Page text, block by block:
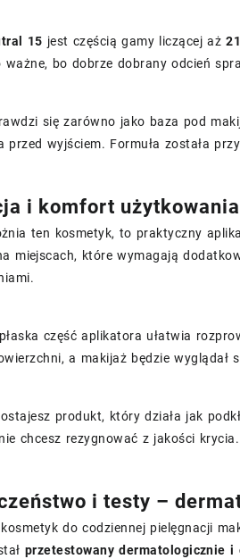
15 jest częścią gamy liczącej aż
ważne, bo dobrze dobrany odcień
się zarówno jako baza pod
przed wyjściem. Formuła została
i komfort
ten kosmetyk, to praktyczny
miejscach, które wymagają
część aplikatora ułatwia
a makijaż będzie wyglądał
produkt, który działa jak
chcesz rezygnować z jakości krycia.
i testy –
do codziennej pielęgnacji
przetestowany dermatologicznie i